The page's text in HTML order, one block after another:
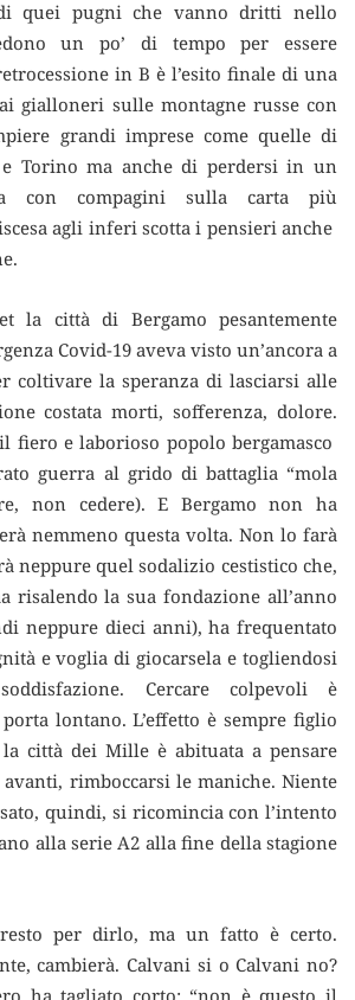
quei pugni che vanno dritti nello
un po’ di tempo per essere
in B è l’esito finale di una
gialloneri sulle montagne russe con
grandi imprese come quelle di
e Torino ma anche di perdersi in un
con compagini sulla carta più
agli inferi scotta i pensieri anche
la città di Bergamo pesantemente
Covid-19 aveva visto un’ancora a
coltivare la speranza di lasciarsi alle
costata morti, sofferenza, dolore.
fiero e laborioso popolo bergamasco
guerra al grido di battaglia “mola
non cedere). E Bergamo non ha
nemmeno questa volta. Non lo farà
neppure quel sodalizio cestistico che,
risalendo la sua fondazione all’anno
neppure dieci anni), ha frequentato
e voglia di giocarsela e togliendosi
Cercare colpevoli è
lontano. L’effetto è sempre figlio
città dei Mille è abituata a pensare
rimboccarsi le maniche. Niente
quindi, si ricomincia con l’intento
alla serie A2 alla fine della stagione
per dirlo, ma un fatto è certo.
cambierà. Calvani si o Calvani no?
ha tagliato corto: “non è questo il